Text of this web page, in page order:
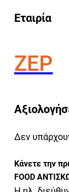
Εταιρία
ZEP
Δεν
Κάνετε την
FOOD